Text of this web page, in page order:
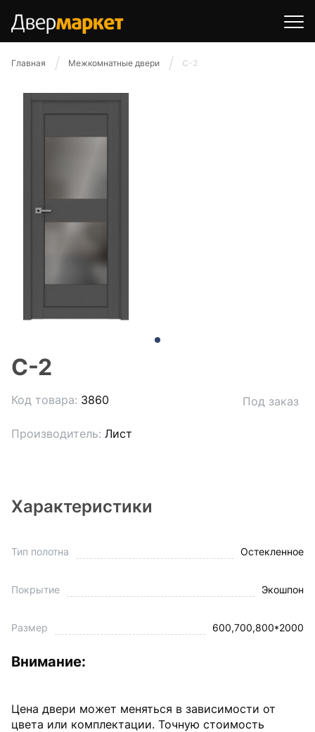
Главная Межкомнатные двери С-2
С-2
Код товара: 3860
Производитель: Лист
Под заказ
Характеристики
Тип полотна Остекленное
Покрытие Экошпон
Размер 600,700,800*2000
Внимание:
Цена двери может меняться в зависимости от
цвета или комплектации. Точную стоимость